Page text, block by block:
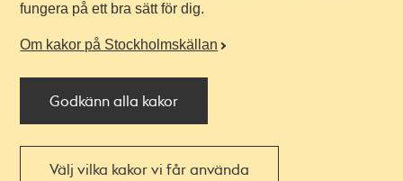
fungera på ett bra sätt för dig.
Om kakor på Stockholmskällan
Godkänn alla kakor
Välj vilka kakor vi får använda